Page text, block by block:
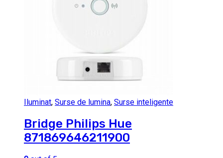
Iluminat, Surse de lumina, Surse inteligente
Bridge Philips Hue
871869646211900